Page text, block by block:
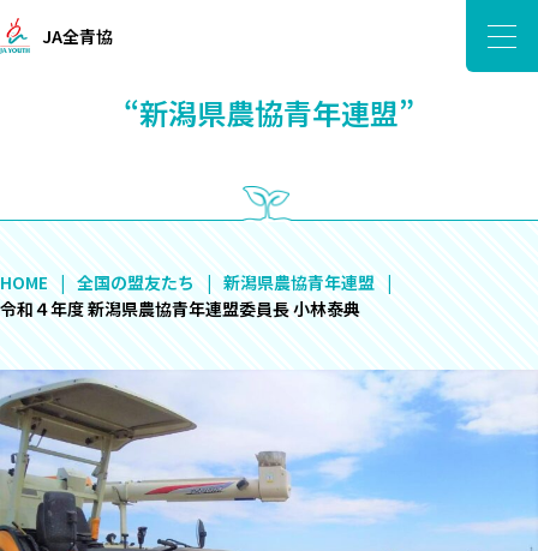
JA全青協
“新潟県農協青年連盟”
HOME 全国の盟友たち
新潟県農協青年連盟
令和４年度 新潟県農協青年連盟委員長 小林泰典